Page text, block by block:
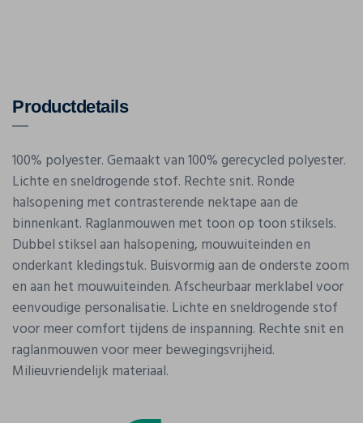
Productdetails
100% polyester. Gemaakt van 100% gerecycled polyester.
Lichte en sneldrogende stof. Rechte snit. Ronde
halsopening met contrasterende nektape aan de
binnenkant. Raglanmouwen met toon op toon stiksels.
Dubbel stiksel aan halsopening, mouwuiteinden en
onderkant kledingstuk. Buisvormig aan de onderste zoom
en aan het mouwuiteinden. Afscheurbaar merklabel voor
eenvoudige personalisatie. Lichte en sneldrogende stof
voor meer comfort tijdens de inspanning. Rechte snit en
raglanmouwen voor meer bewegingsvrijheid.
Milieuvriendelijk materiaal.